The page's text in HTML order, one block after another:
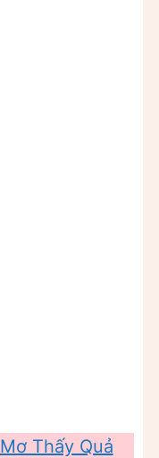
Mơ Thấy Quả